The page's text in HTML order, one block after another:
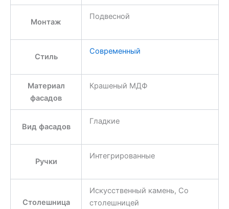
Монтаж
Подвесной
Стиль
Современный
Материал
фасадов
Крашеный МДФ
Вид фасадов
Гладкие
Ручки
Интегрированные
Столешница
Искусственный камень, Со
столешницей